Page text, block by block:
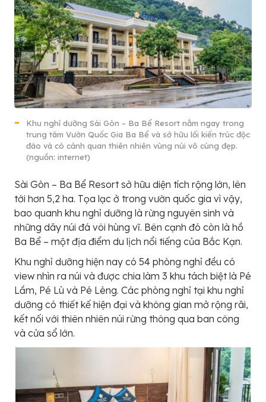
Khu nghỉ dưỡng Sài Gòn – Ba Bể Resort nằm ngay trong
trung tâm Vườn Quốc Gia Ba Bể và sở hữu lối kiến trúc độc
đáo và có cảnh quan thiên nhiên vùng núi vô cùng đẹp.
(nguồn: internet)
Sài Gòn – Ba Bể Resort sở hữu diện tích rộng lớn, lên
tới hơn 5,2 ha. Tọa lạc ở trong vườn quốc gia vì vậy,
bao quanh khu nghỉ dưỡng là rừng nguyên sinh và
những dãy núi đá vôi hùng vĩ. Bên cạnh đó còn là hồ
Ba Bể – một địa điểm du lịch nổi tiếng của Bắc Kạn.
Khu nghỉ dưỡng hiện nay có 54 phòng nghỉ đều có
view nhìn ra núi và được chia làm 3 khu tách biệt là Pé
Lầm, Pé Lù và Pé Lèng. Các phòng nghỉ tại khu nghỉ
dưỡng có thiết kế hiện đại và không gian mở rộng rãi,
kết nối với thiên nhiên núi rừng thông qua ban công
và cửa sổ lớn.